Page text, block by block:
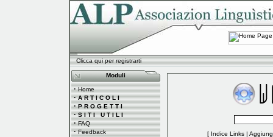
Clicca qui per registrarti
Moduli
· Home
· A R T I C O L I
· P R O G E T T I
· S I T I U T I L I
· FAQ
· Feedback [ Indice Links |